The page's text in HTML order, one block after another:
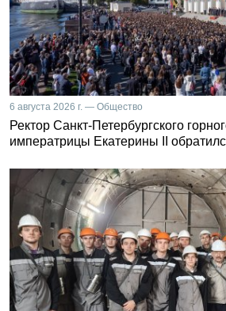
6 августа 2026 г. — Общество
Ректор Санкт-Петербургского
императрицы Екатерины II